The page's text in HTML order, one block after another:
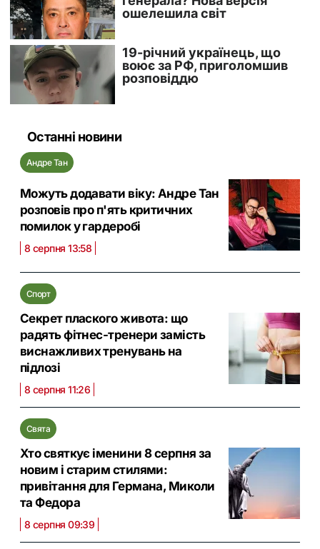
Останні новини
Андре Тан
Можуть додавати віку: Андре Тан
розповів про п'ять критичних
помилок у гардеробі
8 серпня 13:58
Спорт
Секрет плаского живота: що
радять фітнес-тренери замість
виснажливих тренувань на
підлозі
8 серпня 11:26
Свята
Хто святкує іменини 8 серпня за
новим і старим стилями:
привітання для Германа, Миколи
та Федора
8 серпня 09:39